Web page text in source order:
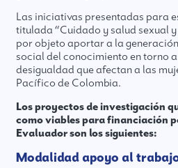
Las iniciativas presentadas para
titulada “Cuidado y salud sexual
por objeto aportar a la
social del conocimiento en torno
desigualdad que afectan a las
Pacífico de Colombia.
Los proyectos de investigación
como viables para financiación
Evaluador son los siguientes:
Modalidad apoyo al